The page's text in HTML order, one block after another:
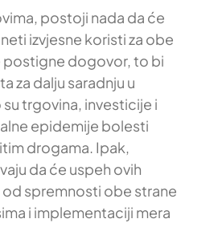
postoji nada da će
izvjesne koristi za obe
postigne dogovor, to bi
za dalju saradnju u
trgovina, investicije i
epidemije bolesti
drogama. Ipak,
da će uspeh ovih
spremnosti obe strane
i implementaciji mera